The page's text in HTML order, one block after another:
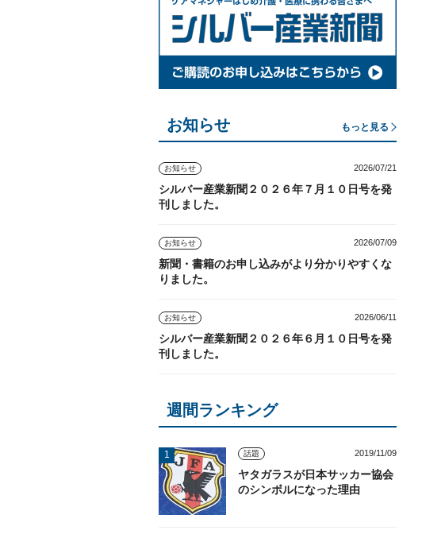
お知らせ もっと見る
お知らせ 2026/07/21
シルバー産業新聞２０２６年７月１０日号を発
刊しました。
お知らせ 2026/07/09
新聞・書籍のお申し込みがより分かりやすくな
りました。
お知らせ 2026/06/11
シルバー産業新聞２０２６年６月１０日号を発
刊しました。
週間ランキング
話題 2019/11/09
ヤタガラスが日本サッカー協会
のシンボルになった理由